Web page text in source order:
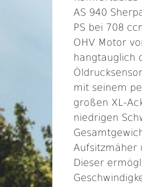
AS 940
PS bei 708
OHV Motor
hangtauglich
mit seinem
großen XL-
niedrigen
Aufsitzmäher
Dieser